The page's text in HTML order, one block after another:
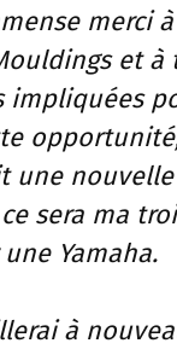
merci à
et à
impliquées
une
sera ma
Yamaha.
à